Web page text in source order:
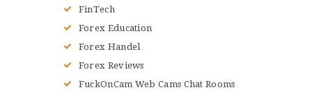
FinTech
Forex Education
Forex Handel
Forex Reviews
FuckOnCam Web Cams Chat Rooms